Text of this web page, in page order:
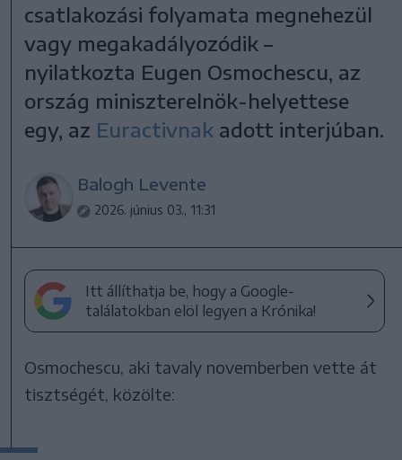
csatlakozási folyamata megnehezül
vagy megakadályozódik –
nyilatkozta Eugen Osmochescu, az
ország miniszterelnök-helyettese
egy, az Euractivnak adott interjúban.
Balogh Levente
2026. június 03., 11:31
Itt állíthatja be, hogy a Google-
találatokban elöl legyen a Krónika!
Osmochescu, aki tavaly novemberben vette át
tisztségét, közölte: